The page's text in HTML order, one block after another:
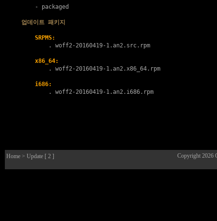
    - packaged
업데이트 패키지
SRPMS:
        .
woff2-20160419-1.an2.src.rpm
x86_64:
        .
woff2-20160419-1.an2.x86_64.rpm
i686:
        .
woff2-20160419-1.an2.i686.rpm
Home > Update [ 2 ] Copyright 2026